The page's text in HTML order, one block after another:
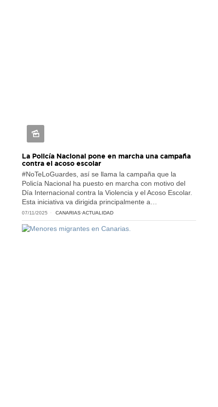
La Policía Nacional pone en marcha una campaña
contra el acoso escolar
#NoTeLoGuardes, así se llama la campaña que la
Policía Nacional ha puesto en marcha con motivo del
Día Internacional contra la Violencia y el Acoso Escolar.
Esta iniciativa va dirigida principalmente a…
07/11/2025 CANARIAS·ACTUALIDAD